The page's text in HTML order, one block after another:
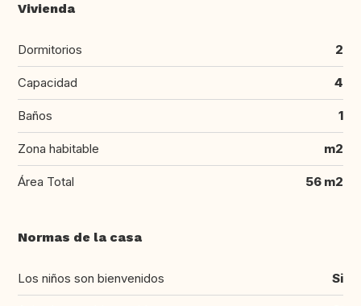
Vivienda
Dormitorios 2
Capacidad 4
Baños 1
Zona habitable m2
Área Total 56 m2
Normas de la casa
Los niños son bienvenidos Si